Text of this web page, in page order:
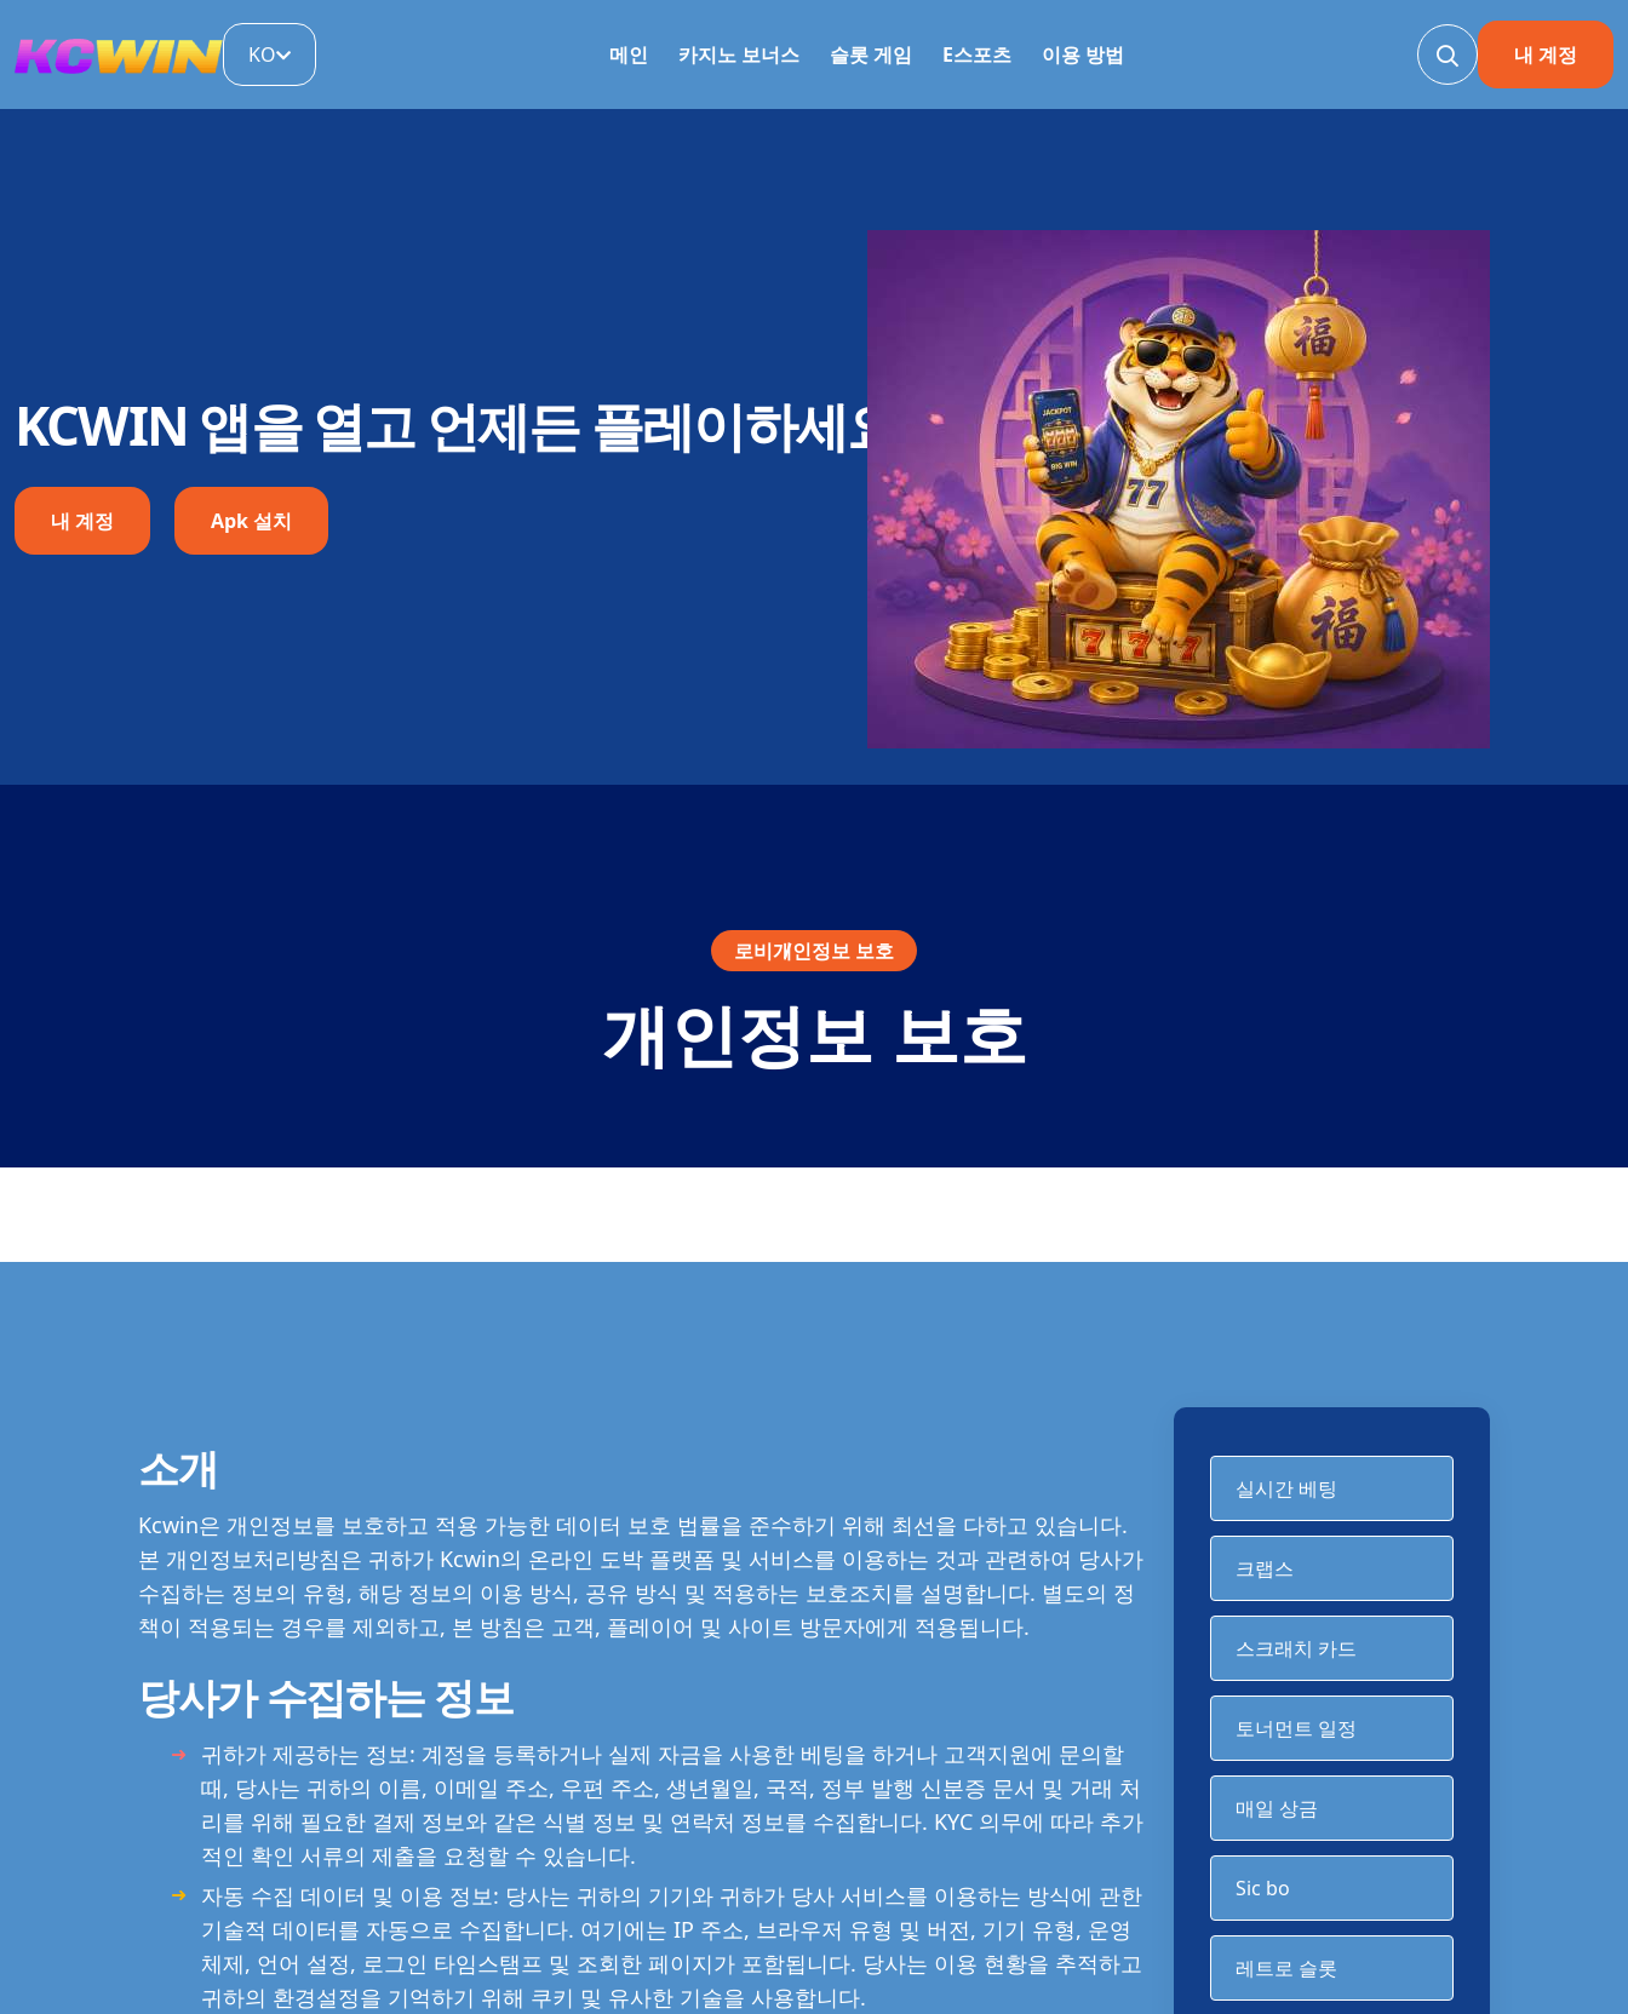
KO 메인 카지노 보너스 슬롯 게임 E스포츠 이용 방법 내 계정
KCWIN 앱을 열고 언제든 플레이하세요
내 계정 Apk 설치
로비개인정보 보호
개인정보 보호
소개
Kcwin은 개인정보를 보호하고 적용 가능한 데이터 보호 법률을 준수하기 위해 최선을 다하고 있습니다.
본 개인정보처리방침은 귀하가 Kcwin의 온라인 도박 플랫폼 및 서비스를 이용하는 것과 관련하여 당사가
수집하는 정보의 유형, 해당 정보의 이용 방식, 공유 방식 및 적용하는 보호조치를 설명합니다. 별도의 정
책이 적용되는 경우를 제외하고, 본 방침은 고객, 플레이어 및 사이트 방문자에게 적용됩니다.
당사가 수집하는 정보
귀하가 제공하는 정보: 계정을 등록하거나 실제 자금을 사용한 베팅을 하거나 고객지원에 문의할
때, 당사는 귀하의 이름, 이메일 주소, 우편 주소, 생년월일, 국적, 정부 발행 신분증 문서 및 거래 처
리를 위해 필요한 결제 정보와 같은 식별 정보 및 연락처 정보를 수집합니다. KYC 의무에 따라 추가
적인 확인 서류의 제출을 요청할 수 있습니다.
자동 수집 데이터 및 이용 정보: 당사는 귀하의 기기와 귀하가 당사 서비스를 이용하는 방식에 관한
기술적 데이터를 자동으로 수집합니다. 여기에는 IP 주소, 브라우저 유형 및 버전, 기기 유형, 운영
체제, 언어 설정, 로그인 타임스탬프 및 조회한 페이지가 포함됩니다. 당사는 이용 현황을 추적하고
귀하의 환경설정을 기억하기 위해 쿠키 및 유사한 기술을 사용합니다.
실시간 베팅
크랩스
스크래치 카드
토너먼트 일정
매일 상금
Sic bo
레트로 슬롯